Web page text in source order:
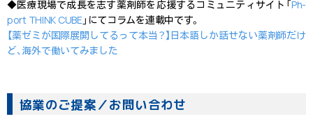
◆医療現場で成長を志す薬剤師を応援するコミュニティサイト「Ph-
port THINK CUBE」にてコラムを連載中です。
【薬ゼミが国際展開してるって本当？】日本語しか話せない薬剤師だけ
ど、海外で働いてみました
協業のご提案／お問い合わせ